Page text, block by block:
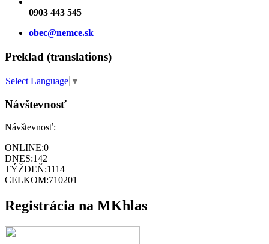
0903 443 545
obec@nemce.sk
Preklad (translations)
Select Language ▼
Návštevnosť
Návštevnosť:
ONLINE:0
DNES:142
TÝŽDEŇ:1114
CELKOM:710201
Registrácia na MKhlas